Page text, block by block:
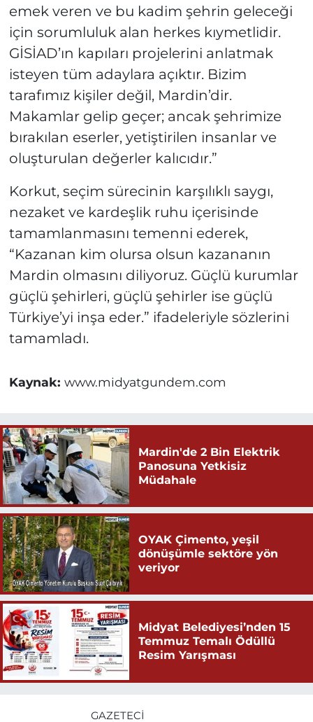
emek veren ve bu kadim şehrin geleceği
için sorumluluk alan herkes kıymetlidir.
GİSİAD’ın kapıları projelerini anlatmak
isteyen tüm adaylara açıktır. Bizim
tarafımız kişiler değil, Mardin’dir.
Makamlar gelip geçer; ancak şehrimize
bırakılan eserler, yetiştirilen insanlar ve
oluşturulan değerler kalıcıdır.”
Korkut, seçim sürecinin karşılıklı saygı,
nezaket ve kardeşlik ruhu içerisinde
tamamlanmasını temenni ederek,
“Kazanan kim olursa olsun kazananın
Mardin olmasını diliyoruz. Güçlü kurumlar
güçlü şehirleri, güçlü şehirler ise güçlü
Türkiye’yi inşa eder.” ifadeleriyle sözlerini
tamamladı.
Kaynak: www.midyatgundem.com
Mardin'de 2 Bin Elektrik
Panosuna Yetkisiz
Müdahale
OYAK Çimento, yeşil
dönüşümle sektöre yön
veriyor
Midyat Belediyesi’nden 15
Temmuz Temalı Ödüllü
Resim Yarışması
GAZETECI